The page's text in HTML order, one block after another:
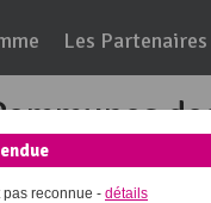
Les Partenaires
pas reconnue - détails